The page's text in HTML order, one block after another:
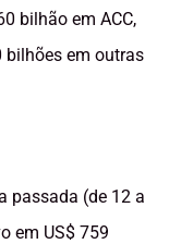
bilhão em ACC,
bilhões em outras
passada (de 12 a
em US$ 759